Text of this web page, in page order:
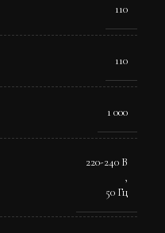
110
110
1 000
220-240 В
,
50 Гц